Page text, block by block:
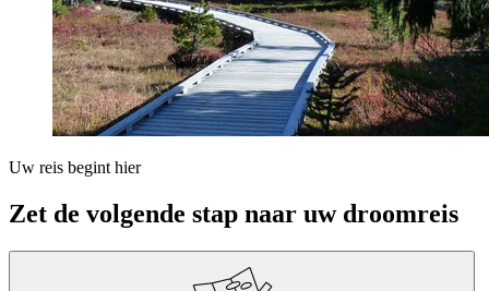
Uw reis begint hier
Zet de volgende stap naar uw droomreis